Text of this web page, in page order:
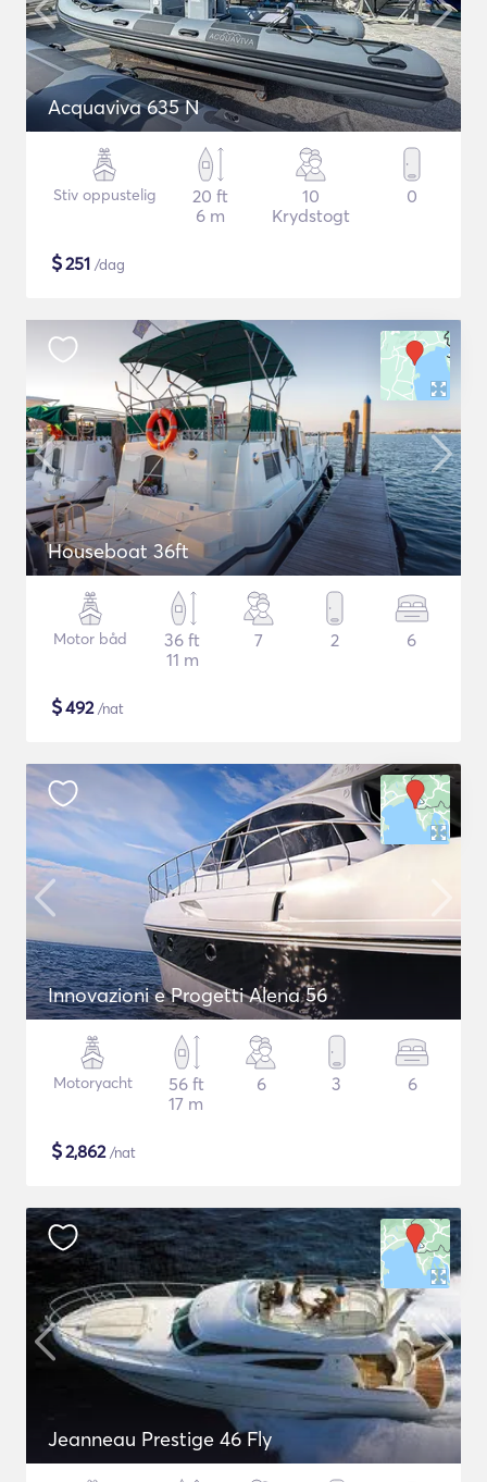
Acquaviva 635 N
Stiv oppustelig
20 ft
6 m
10
Krydstogt
0
$251 /dag
Houseboat 36ft
Motor båd
36 ft
11 m
7 2 6
$492/nat
Innovazioni e Progetti Alena 56
Motoryacht
56 ft
17 m
6 3 6
$2,862/nat
Jeanneau Prestige 46 Fly